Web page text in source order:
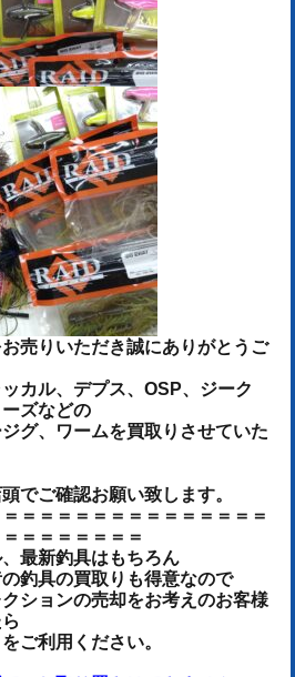
売りいただき誠にありがとうご
カル、デプス、OSP、ジーク
ズなどの
グ、ワームを買取りさせていた
でご確認お願い致します。
＝＝＝＝＝＝＝＝＝＝＝＝＝＝
＝＝＝＝＝＝＝
最新釣具はもちろん
釣具の買取りも得意なので
ションの売却をお考えのお客様
ご利用ください。